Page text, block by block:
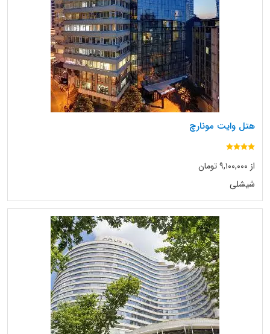
هتل وایت مونارچ
از ۹,۱۰۰,۰۰۰ تومان
شیشلی